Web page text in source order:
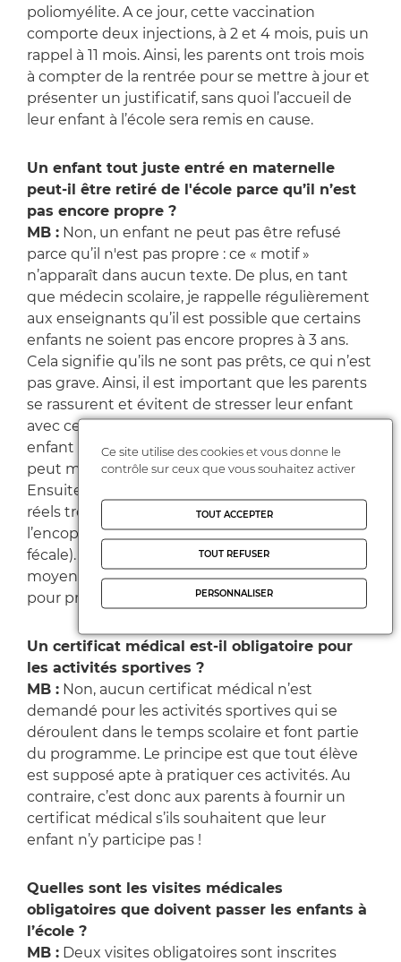
poliomyélite. A ce jour, cette vaccination
comporte deux injections, à 2 et 4 mois, puis un
rappel à 11 mois. Ainsi, les parents ont trois mois
à compter de la rentrée pour se mettre à jour et
présenter un justificatif, sans quoi l’accueil de
leur enfant à l’école sera remis en cause.
Un enfant tout juste entré en maternelle
peut-il être retiré de l'école parce qu’il n’est
pas encore propre ?
MB : Non, un enfant ne peut pas être refusé
parce qu’il n'est pas propre : ce « motif »
n’apparaît dans aucun texte. De plus, en tant
que médecin scolaire, je rappelle régulièrement
aux enseignants qu’il est possible que certains
enfants ne soient pas encore propres à 3 ans.
Cela signifie qu’ils ne sont pas prêts, ce qui n’est
pas grave. Ainsi, il est important que les parents
se rassurent et évitent de stresser leur enfant
avec cette question, car faire pression sur un
enfant pour qu’il devienne propre est inutile et
peut même avoir des conséquences néfastes.
Ensuite, il y a des enfants qui présentent de
réels troubles de la propreté, (comme
l’encoprésie, qui est une forme d’incontinence
fécale). Dans ce cas, l’enseignant de petite ou
moyenne section doit alerter le médecin de PMI
pour prendre en charge le problème.
Un certificat médical est-il obligatoire pour
les activités sportives ?
MB : Non, aucun certificat médical n’est
demandé pour les activités sportives qui se
déroulent dans le temps scolaire et font partie
du programme. Le principe est que tout élève
est supposé apte à pratiquer ces activités. Au
contraire, c’est donc aux parents à fournir un
certificat médical s’ils souhaitent que leur
enfant n’y participe pas !
Quelles sont les visites médicales
obligatoires que doivent passer les enfants à
l’école ?
MB : Deux visites obligatoires sont inscrites
Ce site utilise des cookies et vous donne le
contrôle sur ceux que vous souhaitez activer
TOUT ACCEPTER
TOUT REFUSER
PERSONNALISER